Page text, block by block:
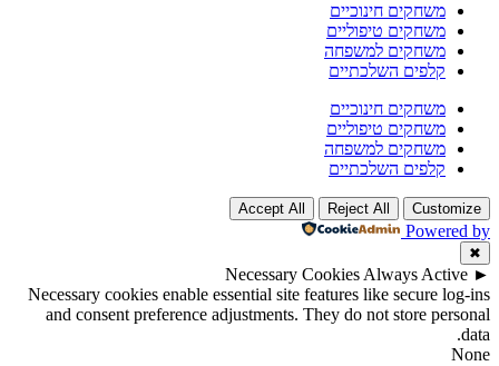
משחקים חינוכיים
משחקים טיפוליים
משחקים למשפחה
קלפים השלכתיים
משחקים חינוכיים
משחקים טיפוליים
משחקים למשפחה
קלפים השלכתיים
Customize
Reject All
Accept All
Powered by
✖
►
Necessary Cookies Always Active
Necessary cookies enable essential site features like secure log-ins
and consent preference adjustments. They do not store personal
data.
None